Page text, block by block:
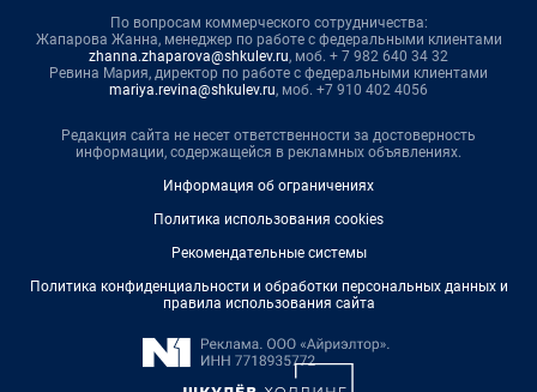
По вопросам коммерческого сотрудничества:
Жапарова Жанна, менеджер по работе с федеральными клиентами
zhanna.zhaparova@shkulev.ru, моб. + 7 982 640 34 32
Ревина Мария, директор по работе с федеральными клиентами
mariya.revina@shkulev.ru, моб. +7 910 402 4056
Редакция сайта не несет ответственности за достоверность
информации, содержащейся в рекламных объявлениях.
Информация об ограничениях
Политика использования cookies
Рекомендательные системы
Политика конфиденциальности и обработки персональных данных и
правила использования сайта